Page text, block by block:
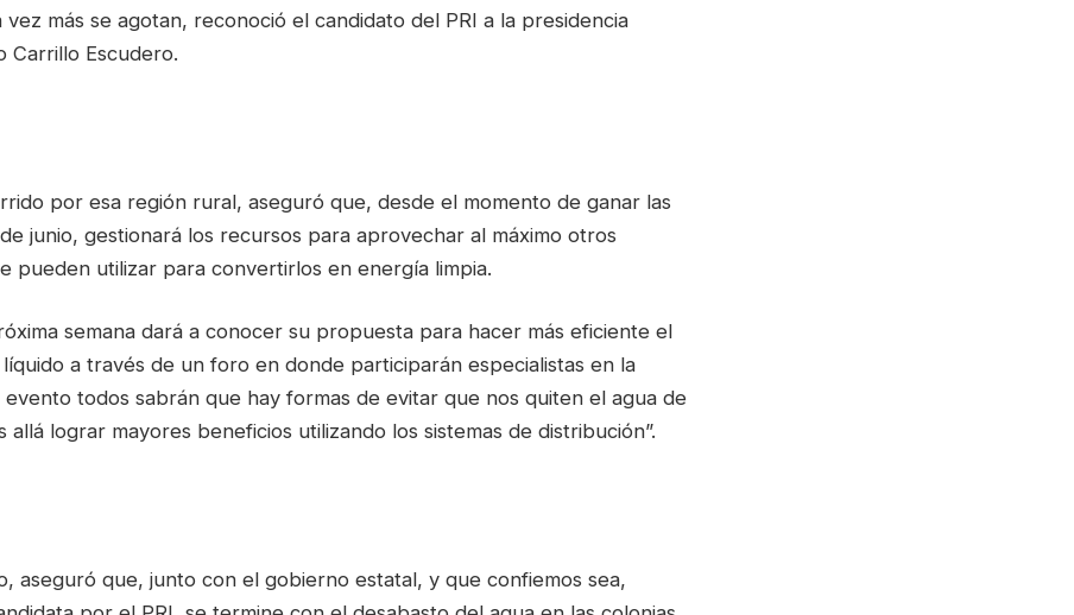
vez más se agotan, reconoció el candidato del PRI a la presidencia
Carrillo Escudero.
por esa región rural, aseguró que, desde el momento de ganar las
junio, gestionará los recursos para aprovechar al máximo otros
pueden utilizar para convertirlos en energía limpia.
semana dará a conocer su propuesta para hacer más eficiente el
a través de un foro en donde participarán especialistas en la
evento todos sabrán que hay formas de evitar que nos quiten el agua de
allá lograr mayores beneficios utilizando los sistemas de distribución”.
aseguró que, junto con el gobierno estatal, y que confiemos sea,